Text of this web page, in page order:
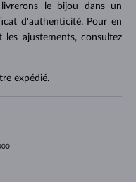
le bijou dans un
d'authenticité. Pour en
ajustements, consultez
expédié.